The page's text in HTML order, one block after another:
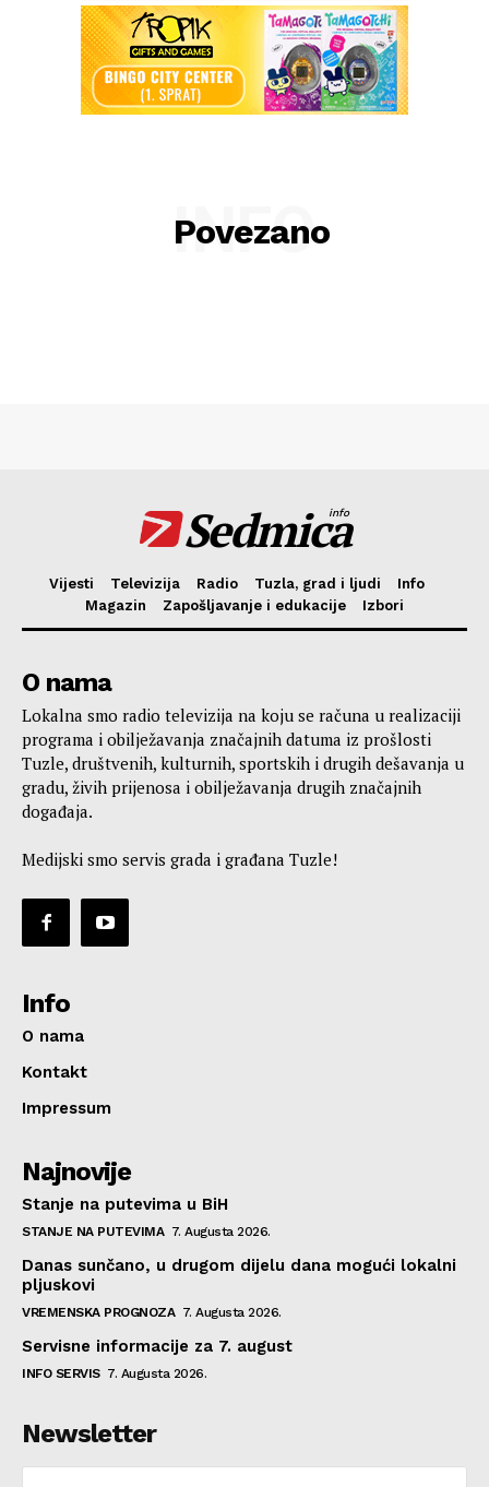
Povezano
INFO
Sedmica
info
Vijesti Televizija Radio Tuzla, grad i ljudi
Info
Magazin
Zapošljavanje i edukacije Izbori
O nama
Lokalna smo radio televizija na koju se računa u realizaciji
programa i obilježavanja značajnih datuma iz prošlosti
Tuzle, društvenih, kulturnih, sportskih i drugih dešavanja u
gradu, živih prijenosa i obilježavanja drugih značajnih
događaja.
Medijski smo servis grada i građana Tuzle!
Info
O nama
Kontakt
Impressum
Najnovije
Stanje na putevima u BiH
STANJE NA PUTEVIMA 7. Augusta 2026.
Danas sunčano, u drugom dijelu dana mogući lokalni
pljuskovi
VREMENSKA PROGNOZA 7. Augusta 2026.
Servisne informacije za 7. august
INFO SERVIS 7. Augusta 2026.
Newsletter